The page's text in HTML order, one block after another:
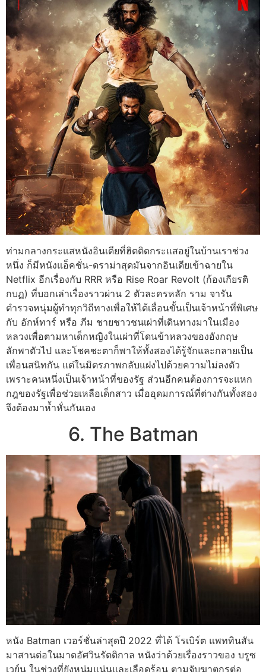
ท่ามกลางกระแสหนังอินเดียที่ฮิตติดกระแสอยู่ในบ้านเราช่วง
หนึ่ง ก็มีหนังแอ็คชั่น-ดราม่าสุดมันจากอินเดียเข้าฉายใน
Netflix อีกเรื่องกับ RRR หรือ Rise Roar Revolt (ก้องเกียรติ
กบฏ) ที่บอกเล่าเรื่องราวผ่าน 2 ตัวละครหลัก ราม จารัน
ตำรวจหนุ่มผู้ทำทุกวิถีทางเพื่อให้ได้เลื่อนขั้นเป็นเจ้าหน้าที่พิเศษ
กับ อักห์ทาร์ หรือ ภีม ชายชาวชนเผ่าที่เดินทางมาในเมือง
หลวงเพื่อตามหาเด็กหญิงในเผ่าที่โดนข้าหลวงของอังกฤษ
ลักพาตัวไป และโชคชะตาก็พาให้ทั้งสองได้รู้จักและกลายเป็น
เพื่อนสนิทกัน แต่ในมิตรภาพกลับแฝงไปด้วยความไม่ลงตัว
เพราะคนหนึ่งเป็นเจ้าหน้าที่ของรัฐ ส่วนอีกคนต้องการจะแหก
กฎของรัฐเพื่อช่วยเหลือเด็กสาว เมื่ออุดมการณ์ที่ต่างกันทั้งสอง
จึงต้องมาห้ำหั่นกันเอง
6. The Batman
หนัง Batman เวอร์ชั่นล่าสุดปี 2022 ที่ได้ โรเบิร์ต แพททินสัน
มาสานต่อในมาดอัศวินรัตติกาล หนังว่าด้วยเรื่องราวของ บรูซ
เวย์น ในช่วงที่ยังหนุ่มแน่นและเลือดร้อน ตามจับฆาตกรต่อ